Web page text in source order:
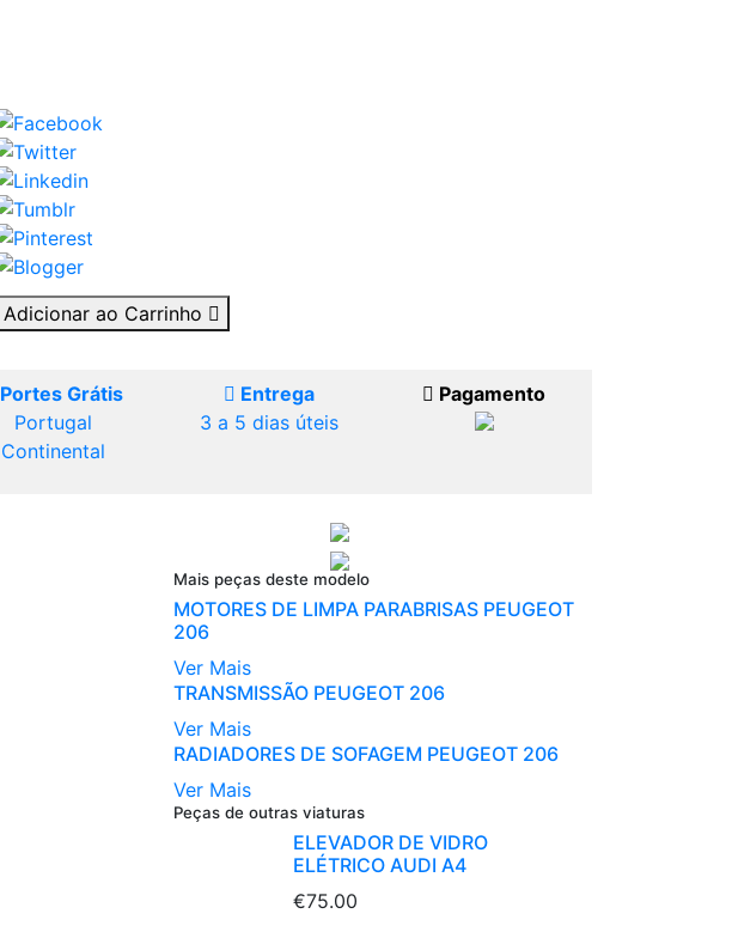
Adicionar ao Carrinho
Portes Grátis
Portugal
Continental
Entrega
3 a 5 dias úteis
Pagamento
Mais peças deste modelo
MOTORES DE LIMPA PARABRISAS PEUGEOT
206
Ver Mais
TRANSMISSÃO PEUGEOT 206
Ver Mais
RADIADORES DE SOFAGEM PEUGEOT 206
Ver Mais
Peças de outras viaturas
ELEVADOR DE VIDRO
ELÉTRICO AUDI A4
€75.00